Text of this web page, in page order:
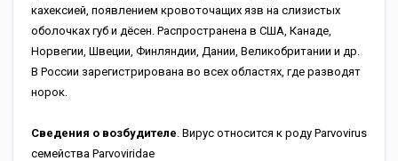
кахексией, появлением кровоточащих язв на слизистых
оболочках губ и дёсен. Распространена в США, Канаде,
Норвегии, Швеции, Финляндии, Дании, Великобритании и др.
В России зарегистрирована во всех областях, где разводят
норок.
Сведения о возбудителе. Вирус относится к роду Parvovirus
семейства Parvoviridae